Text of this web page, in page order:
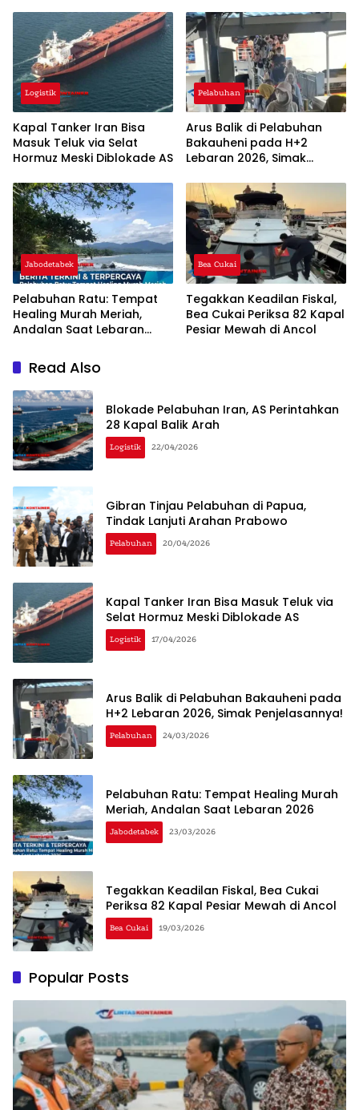
Logistik
Kapal Tanker Iran Bisa
Masuk Teluk via Selat
Hormuz Meski Diblokade AS
Pelabuhan
Arus Balik di Pelabuhan
Bakauheni pada H+2
Lebaran 2026, Simak
Jabodetabek
Pelabuhan Ratu: Tempat
Healing Murah Meriah,
Andalan Saat Lebaran
Bea Cukai
Tegakkan Keadilan Fiskal,
Bea Cukai Periksa 82 Kapal
Pesiar Mewah di Ancol
Read Also
Blokade Pelabuhan Iran, AS Perintahkan
28 Kapal Balik Arah
Logistik 22/04/2026
Gibran Tinjau Pelabuhan di Papua,
Tindak Lanjuti Arahan Prabowo
Pelabuhan 20/04/2026
Kapal Tanker Iran Bisa Masuk Teluk via
Selat Hormuz Meski Diblokade AS
Logistik 17/04/2026
Arus Balik di Pelabuhan Bakauheni pada
H+2 Lebaran 2026, Simak Penjelasannya!
Pelabuhan 24/03/2026
Pelabuhan Ratu: Tempat Healing Murah
Meriah, Andalan Saat Lebaran 2026
Jabodetabek 23/03/2026
Tegakkan Keadilan Fiskal, Bea Cukai
Periksa 82 Kapal Pesiar Mewah di Ancol
Bea Cukai 19/03/2026
Popular Posts